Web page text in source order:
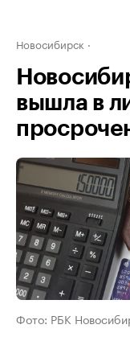
Новосибирск
вышла в
Фото: РБК